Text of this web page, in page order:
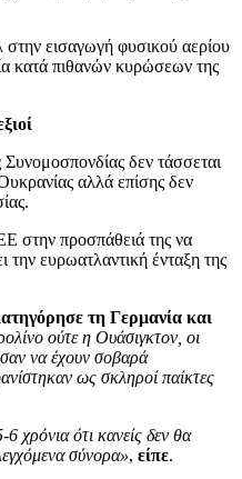
εισαγωγή φυσικού αερίου
κατά πιθανών κυρώσεων της
δεν τάσσεται
αλλά επίσης δεν
στην προσπάθειά της να
την ευρωατλαντική ένταξη της
τη Γερμανία και
ούτε η Ουάσιγκτον, οι
να έχουν σοβαρά
ως σκληροί παίκτες
χρόνια ότι κανείς δεν θα
σύνορα», είπε.